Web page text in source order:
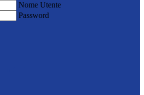
Nome Utente
Password